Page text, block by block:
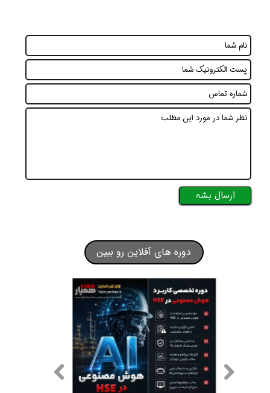
ارسال بشه
دوره های آفلاین رو ببین